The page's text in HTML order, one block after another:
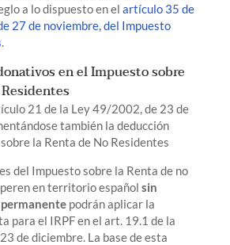
a lo dispuesto en el artículo 35 de
27 de noviembre, del Impuesto
.
en el Impuesto sobre
21 de la Ley 49/2002, de 23 de
también la deducción
la Renta de No Residentes
del Impuesto sobre la Renta de no
en territorio español sin
podrán aplicar la
para el IRPF en el art. 19.1 de la
de diciembre. La base de esta